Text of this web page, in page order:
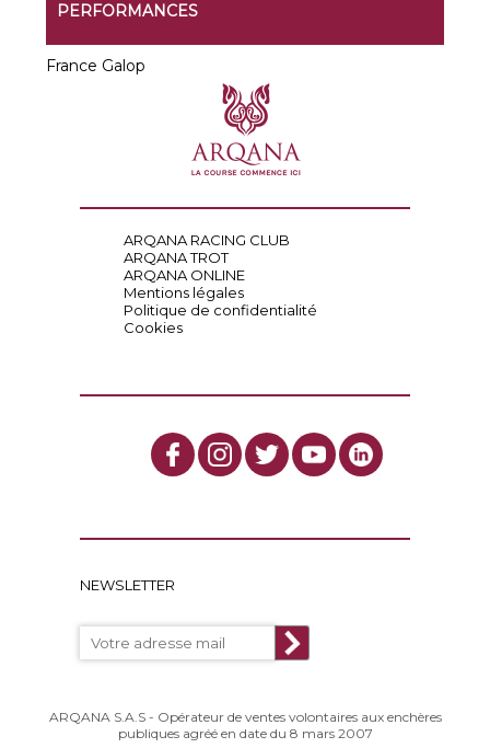
PERFORMANCES
France Galop
ARQANA RACING CLUB
ARQANA TROT
ARQANA ONLINE
Mentions légales
Politique de confidentialité
Cookies
NEWSLETTER
ARQANA S.A.S - Opérateur de ventes volontaires aux enchères
publiques agréé en date du 8 mars 2007